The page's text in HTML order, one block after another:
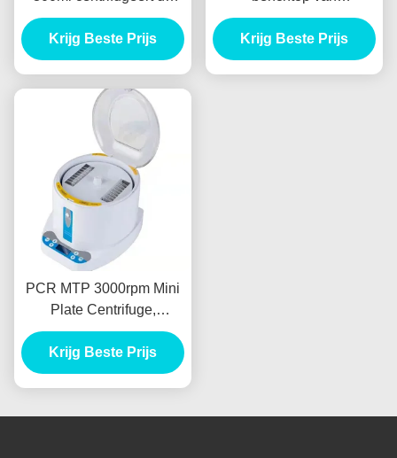
6000rpm Benchtop-
Biochemie
Krijg Beste Prijs
Benchtopcytocentrifuge
met lage snelheid
machine
Krijg Beste Prijs
PCR MTP 3000rpm Mini
Plate Centrifuge,
Klinische 600RCF
centrifugeert Machine
Krijg Beste Prijs